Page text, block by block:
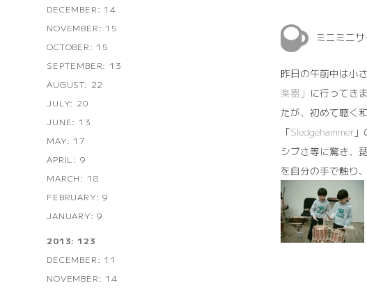
DECEMBER: 14
NOVEMBER: 15
OCTOBER: 15
SEPTEMBER: 13
AUGUST: 22
JULY: 20
JUNE: 13
MAY: 17
APRIL: 9
MARCH: 18
FEBRUARY: 9
JANUARY: 9
2013: 123
DECEMBER: 11
NOVEMBER: 14
ミニミニ
昨日の午前中は小
楽器」 に行ってき
たが、初めて聴く
「Sledgehammer
シブさ等に驚き、
を自分の手で触り